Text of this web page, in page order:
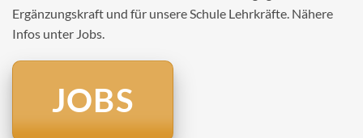
Ergänzungskraft und für unsere Schule Lehrkräfte. Nähere
Infos unter Jobs.
JOBS